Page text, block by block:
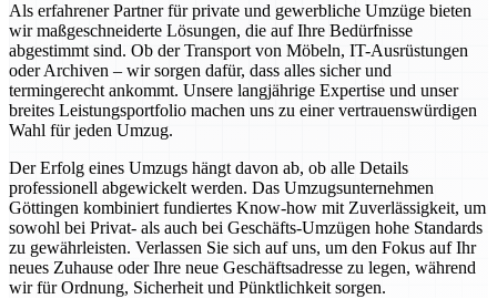
Als erfahrener Partner für private und gewerbliche Umzüge bieten
wir maßgeschneiderte Lösungen, die auf Ihre Bedürfnisse
abgestimmt sind. Ob der Transport von Möbeln, IT-Ausrüstungen
oder Archiven – wir sorgen dafür, dass alles sicher und
termingerecht ankommt. Unsere langjährige Expertise und unser
breites Leistungsportfolio machen uns zu einer vertrauenswürdigen
Wahl für jeden Umzug.
Der Erfolg eines Umzugs hängt davon ab, ob alle Details
professionell abgewickelt werden. Das Umzugsunternehmen
Göttingen kombiniert fundiertes Know-how mit Zuverlässigkeit, um
sowohl bei Privat- als auch bei Geschäfts-Umzügen hohe Standards
zu gewährleisten. Verlassen Sie sich auf uns, um den Fokus auf Ihr
neues Zuhause oder Ihre neue Geschäftsadresse zu legen, während
wir für Ordnung, Sicherheit und Pünktlichkeit sorgen.